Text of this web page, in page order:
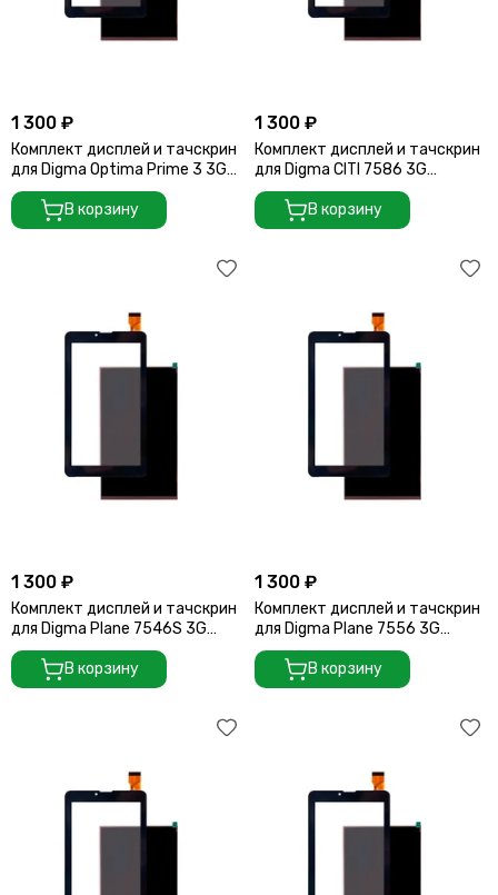
1 300 ₽
Комплект дисплей и тачскрин
для Digma Optima Prime 3 3G
(TS7131MG)
В корзину
1 300 ₽
Комплект дисплей и тачскрин
для Digma CITI 7586 3G
(TS7203MG)
В корзину
1 300 ₽
Комплект дисплей и тачскрин
для Digma Plane 7546S 3G
(PS7158PG)
В корзину
1 300 ₽
Комплект дисплей и тачскрин
для Digma Plane 7556 3G
(PS7170MG)
В корзину